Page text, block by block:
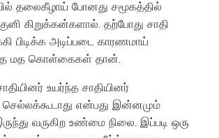
தலைகீழாய் போனது சமூகத்தில்
கிறுக்கன்களால். தற்போது சாதி
பிடிக்க அடிப்படை காரணமாய்
மத கொள்கைகள் தான்.
உயர்ந்த சாதியினர்
செல்லக்கூடாது என்பது இன்னமும்
வருகிற உண்மை நிலை. இப்படி ஒரு